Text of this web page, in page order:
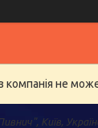
компанія не
Київ,